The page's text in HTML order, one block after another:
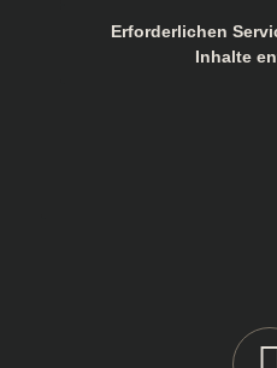
Erforderlichen
Inhalte